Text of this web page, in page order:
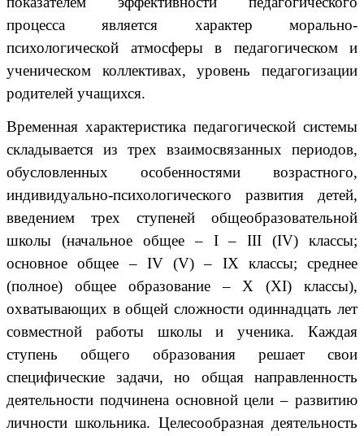
процесса является характер морально-
психологической атмосферы в педагогическом и
ученическом коллективах, уровень педагогизации
родителей учащихся.
Временная характеристика педагогической системы
складывается из трех взаимосвязанных периодов,
обусловленных особенностями возрастного,
индивидуально-психологического развития детей,
введением трех ступеней общеобразовательной
школы (начальное общее – I – III (IV) классы;
основное общее – IV (V) – IX классы; среднее
(полное) общее образование – X (XI) классы),
охватывающих в общей сложности одиннадцать лет
совместной работы школы и ученика. Каждая
ступень общего образования решает свои
специфические задачи, но общая направленность
деятельности подчинена основной цели – развитию
личности школьника. Целесообразная деятельность